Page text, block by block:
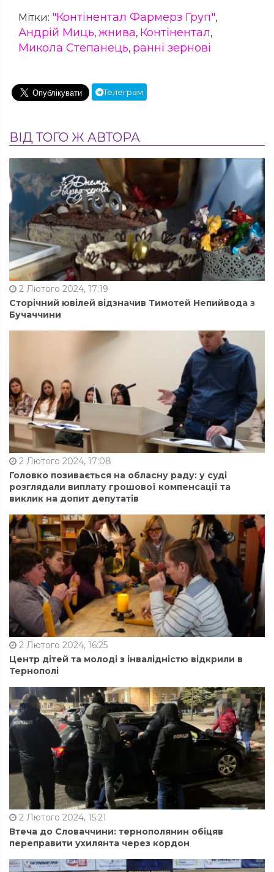
Мітки: "Контінентал Фармерз Груп",
Андрій Миць, жнива, Контінентал,
Микола Степанець, ранні зернові
Телеграм
ВІД ТОГО Ж АВТОРА
2 Лютого 2024, 17:19
Сторічний ювілей відзначив Тимотей Непийвода з
Бучаччини
2 Лютого 2024, 17:08
Головко позивається на обласну раду: у суді
розглядали виплату грошової компенсації та
виклик на допит депутатів
2 Лютого 2024, 16:25
Центр дітей та молоді з інвалідністю відкрили в
Тернополі
2 Лютого 2024, 15:21
Втеча до Словаччини: тернополянин обіцяв
переправити ухилянта через кордон